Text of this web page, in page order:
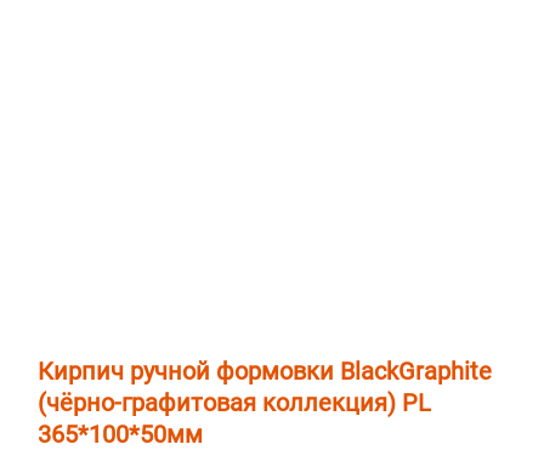
Кирпич ручной формовки BlackGraphite
(чёрно-графитовая коллекция) PL
365*100*50мм